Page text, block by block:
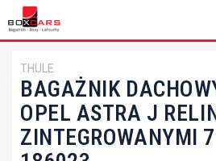
THULE
BAGAŻNIK
OPEL ASTRA J
ZINTEGROWANYMI